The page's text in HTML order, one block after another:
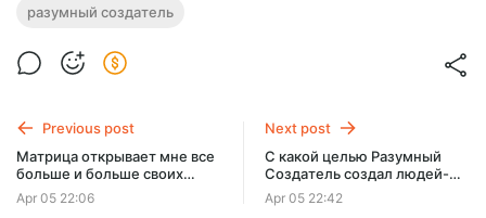
разумный создатель
Previous post
Матрица открывает мне все
больше и больше своих
тайн.
Apr 05 22:06
Next post
С какой целью Разумный
Создатель создал людей-
биороботов на Земле.
Мнение ученых, их
Apr 05 22:42